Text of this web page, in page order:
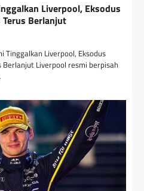
Liverpool, Eksodus
Terus Berlanjut
Tinggalkan Liverpool, Eksodus
Berlanjut Liverpool resmi berpisah